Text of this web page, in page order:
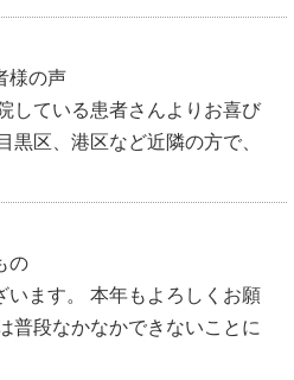
様の声
している患者さんよりお喜び
黒区、港区など近隣の方で、
の
います。 本年もよろしくお願
普段なかなかできないことに